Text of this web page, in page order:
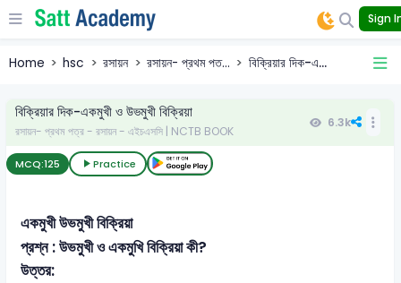
Sign
Home hsc রসায়ন রসায়ন- প্রথম পত... বিক্রিয়ার দিক-এ...
বিক্রিয়ার দিক-একমুখী ও উভমুখী বিক্রিয়া
রসায়ন- প্রথম পত্র - রসায়ন - এইচএসসি | NCTB BOOK
6.3k
MCQ:125 Practice
একমুখী উভমুখী বিক্রিয়া
প্রশ্ন : উভমুখী ও একমুখি বিক্রিয়া কী?
উত্তর: